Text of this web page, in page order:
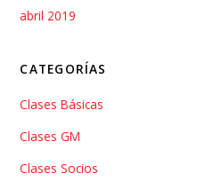
abril 2019
CATEGORÍAS
Clases Básicas
Clases GM
Clases Socios